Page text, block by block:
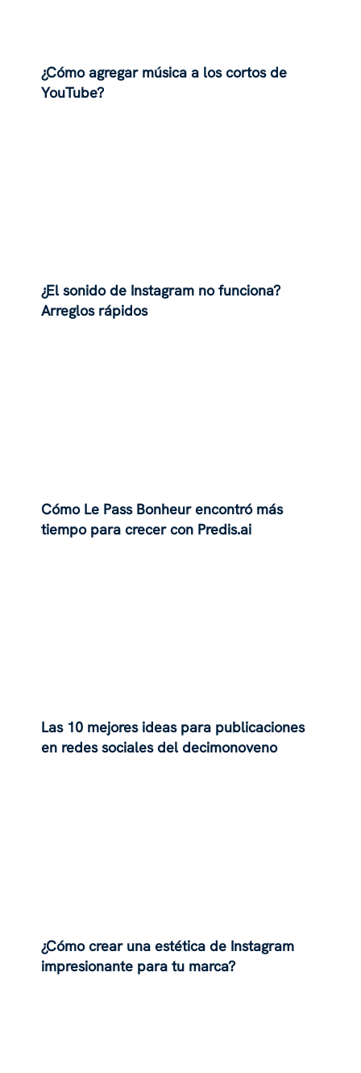
¿Cómo agregar música a los cortos de
YouTube?
¿El sonido de Instagram no funciona?
Arreglos rápidos
Cómo Le Pass Bonheur encontró más
tiempo para crecer con Predis.ai
Las 10 mejores ideas para publicaciones
en redes sociales del decimonoveno
¿Cómo crear una estética de Instagram
impresionante para tu marca?